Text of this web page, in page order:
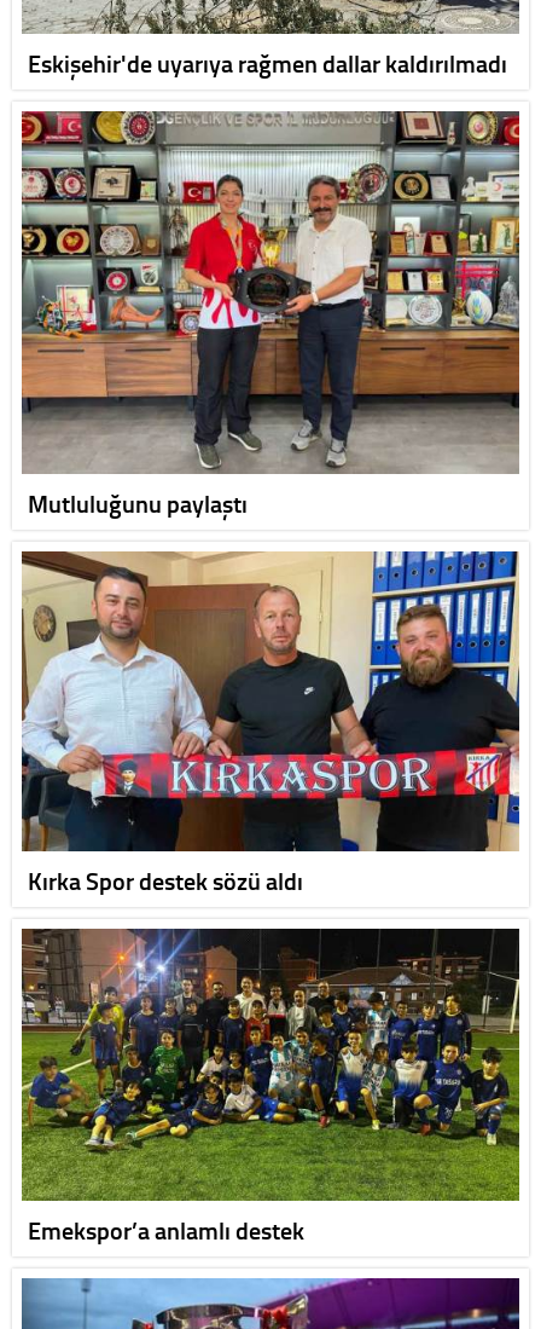
Eskişehir'de uyarıya rağmen dallar kaldırılmadı
Mutluluğunu paylaştı
Kırka Spor destek sözü aldı
Emekspor’a anlamlı destek